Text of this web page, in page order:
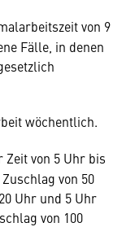
von 9
Fälle, in denen
wöchentlich.
Zeit von 5 Uhr bis
von 50
Uhr und 5 Uhr
von 100